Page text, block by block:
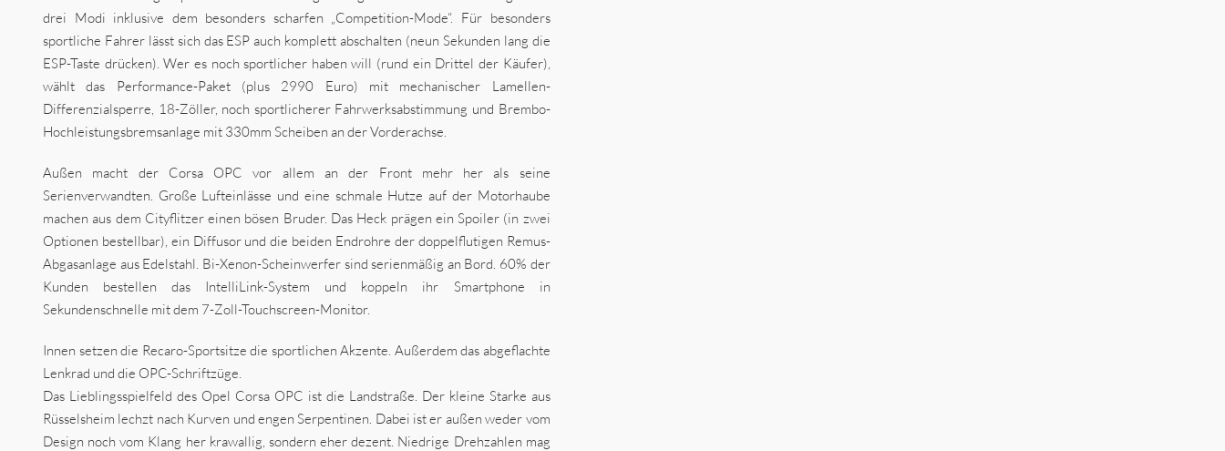
drei Modi inklusive dem besonders scharfen „Competition-Mode“. Für besonders
sportliche Fahrer lässt sich das ESP auch komplett abschalten (neun Sekunden lang die
ESP-Taste drücken). Wer es noch sportlicher haben will (rund ein Drittel der Käufer),
wählt das Performance-Paket (plus 2990 Euro) mit mechanischer Lamellen-
Differenzialsperre, 18-Zöller, noch sportlicherer Fahrwerksabstimmung und Brembo-
Hochleistungsbremsanlage mit 330mm Scheiben an der Vorderachse.
Außen macht der Corsa OPC vor allem an der Front mehr her als seine
Serienverwandten. Große Lufteinlässe und eine schmale Hutze auf der Motorhaube
machen aus dem Cityflitzer einen bösen Bruder. Das Heck prägen ein Spoiler (in zwei
Optionen bestellbar), ein Diffusor und die beiden Endrohre der doppelflutigen Remus-
Abgasanlage aus Edelstahl. Bi-Xenon-Scheinwerfer sind serienmäßig an Bord. 60% der
Kunden bestellen das IntelliLink-System und koppeln ihr Smartphone in
Sekundenschnelle mit dem 7-Zoll-Touchscreen-Monitor.
Innen setzen die Recaro-Sportsitze die sportlichen Akzente. Außerdem das abgeflachte
Lenkrad und die OPC-Schriftzüge.
Das Lieblingsspielfeld des Opel Corsa OPC ist die Landstraße. Der kleine Starke aus
Rüsselsheim lechzt nach Kurven und engen Serpentinen. Dabei ist er außen weder vom
Design noch vom Klang her krawallig, sondern eher dezent. Niedrige Drehzahlen mag